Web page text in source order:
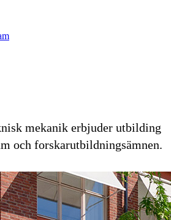
mekanik erbjuder utbilding
och forskarutbildningsämnen.